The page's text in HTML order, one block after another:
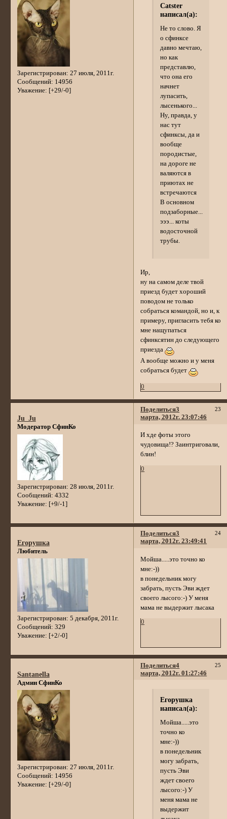
Зарегистрирован: 27 июля, 2011г.
Сообщений: 14956
Уважение: [+29/-0]
Catster
написал(а):
Не то слово. Я
о сфинксе
давно мечтаю,
но как
представлю,
что она его
начнет
лупасить,
лысенького...
Ну, правда, у
нас тут
сфинксы, да и
вообще
породистые,
на дороге не
валяются в
приютах не
встречаются
В основном
подзаборные...
эээ... коты
водосточной
трубы.
Ир,
ну на самом деле твой
приезд будет хороший
поводом не только
собраться командой, но и, к
примеру, пригласить тебя ко
мне нащупаться
сфинксятин до следующего
приезда
А вообще можно и у меня
собраться будет
0
Поделиться 23
3
марта, 2012г. 23:07:46
Ju_Ju
Модератор СфинКо
Зарегистрирован: 28 июля, 2011г.
Сообщений: 4332
Уважение: [+9/-1]
И хде фоты этого
чудовища!? Заинтриговали,
блин!
0
Поделиться 24
3
марта, 2012г. 23:49:41
Егорушка
Любитель
Зарегистрирован: 5 декабря, 2011г.
Сообщений: 329
Уважение: [+2/-0]
Мойша.....это точно ко
мне:-))
в понедельник могу
забрать, пусть Эви ждет
своего лысого:-) У меня
мама не выдержит лысака
0
Поделиться 25
4
марта, 2012г. 01:27:46
Santanella
Админ СфинКо
Зарегистрирован: 27 июля, 2011г.
Сообщений: 14956
Уважение: [+29/-0]
Егорушка
написал(а):
Мойша.....это
точно ко
мне:-))
в понедельник
могу забрать,
пусть Эви
ждет своего
лысого:-) У
меня мама не
выдержит